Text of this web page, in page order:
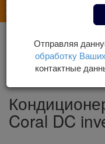
Главная Каталог
Настенные
Кондиционеры Haier
Coral DC
Отправляя
обработку
контактные